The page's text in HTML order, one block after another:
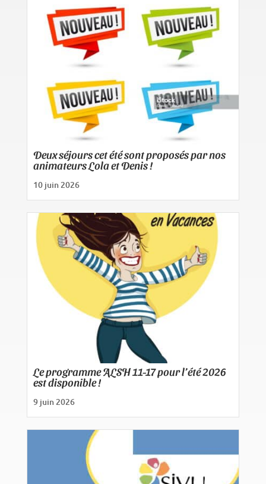
Deux séjours cet été sont proposés par nos
animateurs Lola et Denis !
10 juin 2026
Le programme ALSH 11-17 pour l’été 2026
est disponible !
9 juin 2026